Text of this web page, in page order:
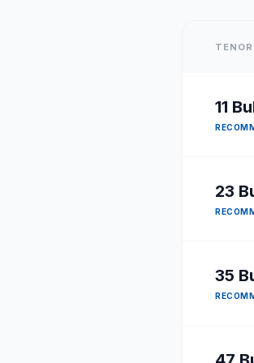
TENOR
11
23
35